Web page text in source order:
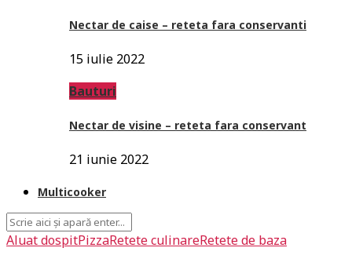
Nectar de caise – reteta fara conservanti
15 iulie 2022
Bauturi
Nectar de visine – reteta fara conservant
21 iunie 2022
Multicooker
Aluat dospitPizzaRetete culinareRetete de baza